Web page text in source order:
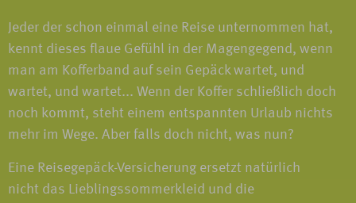
Jeder der schon einmal eine Reise unternommen hat,
kennt dieses flaue Gefühl in der Magengegend, wenn
man am Kofferband auf sein Gepäck wartet, und
wartet, und wartet... Wenn der Koffer schließlich doch
noch kommt, steht einem entspannten Urlaub nichts
mehr im Wege. Aber falls doch nicht, was nun?
Eine Reisegepäck-Versicherung ersetzt natürlich
nicht das Lieblingssommerkleid und die